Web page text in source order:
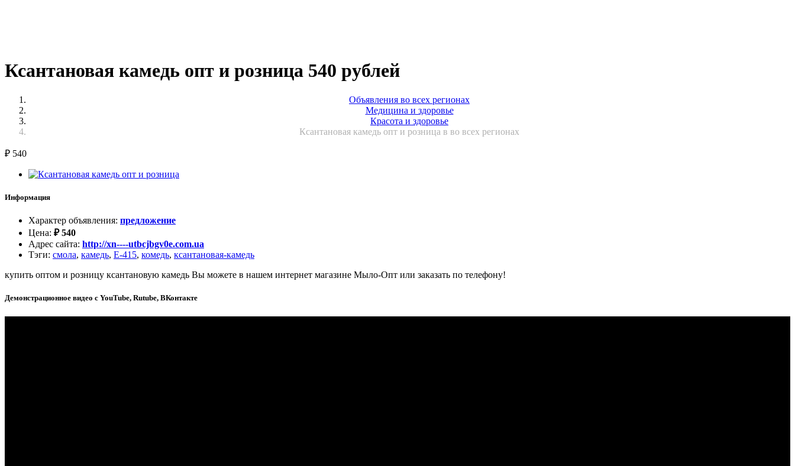
Ксантановая камедь опт и розница 540 рублей
Объявления во всех регионах
Медицина и здоровье
Красота и здоровье
Ксантановая камедь опт и розница в во всех регионах
₽ 540
Информация
Характер объявления: предложение
Цена: ₽540
Адрес сайта: http://xn----utbcjbgv0e.com.ua
Тэги: смола, камедь, Е-415, комедь, ксантановая-камедь
купить оптом и розницу ксантановую камедь Вы можете в нашем интернет магазине Мыло-Опт или заказать по телефону!
Демонстрационное видео с YouTube, Rutube, ВКонтакте